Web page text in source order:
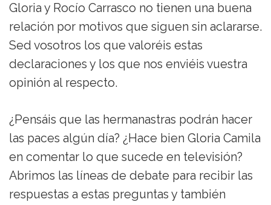
Gloria y Rocío Carrasco no tienen una buena
relación por motivos que siguen sin aclararse.
Sed vosotros los que valoréis estas
declaraciones y los que nos enviéis vuestra
opinión al respecto.
¿Pensáis que las hermanastras podrán hacer
las paces algún día? ¿Hace bien Gloria Camila
en comentar lo que sucede en televisión?
Abrimos las líneas de debate para recibir las
respuestas a estas preguntas y también